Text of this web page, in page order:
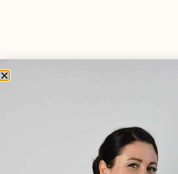
hormonális
2024.05.14.